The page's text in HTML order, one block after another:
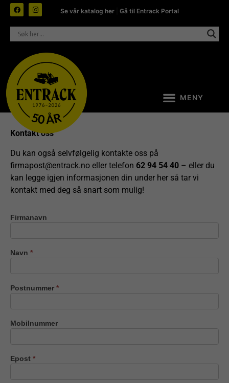
Se vår katalog her |Gå til Entrack Portal
Kontakt oss
Du kan også selvfølgelig kontakte oss på
firmapost@entrack.no eller telefon 62 94 54 40 – eller du
kan legge igjen informasjonen din under her så tar vi
kontakt med deg så snart som mulig!
Kontakt
Firmanavn
Navn *
Postnummer *
Mobilnummer
Epost *